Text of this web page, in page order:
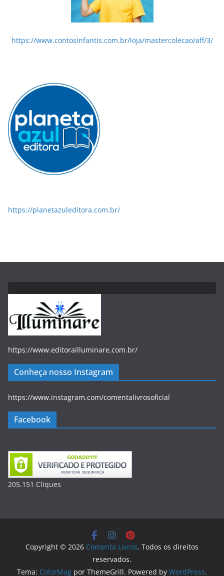
https://www.contosinfantis.com.br/loja/mastercolecao/aff/3/
https://planetazuleditora.com.br/
https://www.editorailluminare.com.br/
Conheça nosso Instagram
https://www.instagram.com/comentalivrosoficial
Facebook
205.151 Cliques
Copyright © 2026 Comenta Livros. Todos os direitos
reservados.
Tema: ColorMag por ThemeGrill. Powered by WordPress.